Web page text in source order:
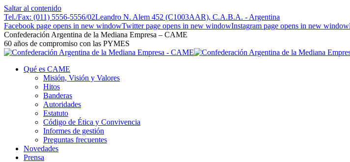
Saltar al contenido
Tel./Fax: (011) 5556-5556/02Leandro N. Alem 452 (C1003AAR), C.A.B.A. - Argentina
Facebook page opens in new windowTwitter page opens in new windowInstagram page opens in new window
Confederación Argentina de la Mediana Empresa – CAME
60 años de compromiso con las PYMES
Qué es CAME
Misión, Visión y Valores
Hitos
Banderas
Autoridades
Estatuto
Código de Ética y Convivencia
Informes de gestión
Preguntas frecuentes
Novedades
Prensa